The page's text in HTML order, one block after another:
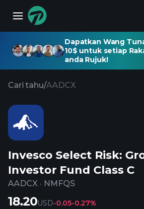
Dapatkan Wang
10$ untuk setiap
anda Rujuk!
Cari tahu/AADCX
Invesco Select Risk:
Investor Fund Class C
AADCX · NMFQS
18.20USD-0.05-0.27%